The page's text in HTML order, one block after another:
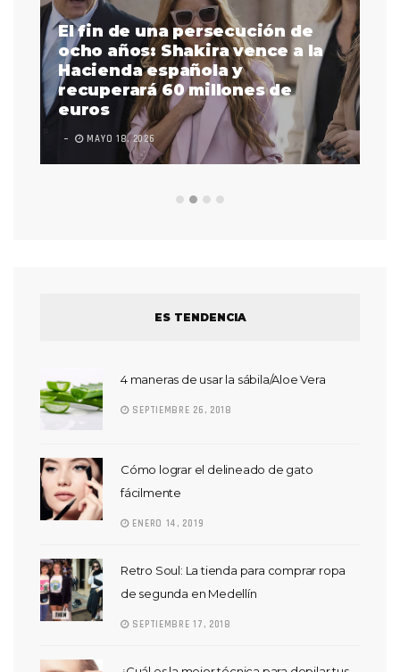
El fin de una persecución de
ocho años: Shakira vence a la
Hacienda española y
recuperará 60 millones de
euros
MAYO 18, 2026
ES TENDENCIA
4 maneras de usar la sábila/Aloe Vera
SEPTIEMBRE 26, 2018
Cómo lograr el delineado de gato
fácilmente
ENERO 14, 2019
Retro Soul: La tienda para comprar ropa
de segunda en Medellín
SEPTIEMBRE 17, 2018